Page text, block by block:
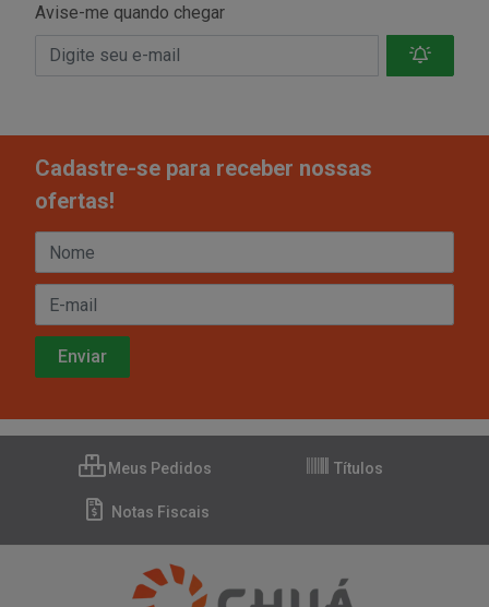
Avise-me quando chegar
Cadastre-se para receber nossas
ofertas!
Meus Pedidos Títulos
Notas Fiscais